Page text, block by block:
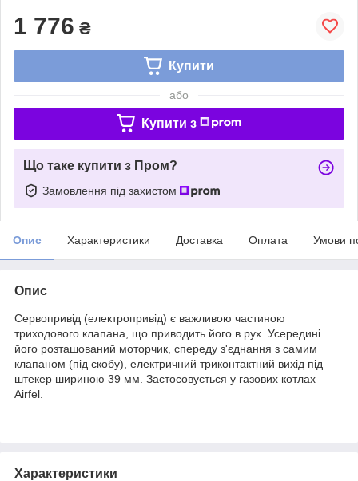
1 776 ₴
Купити
або
Купити з
Що таке купити з Пром?
Замовлення під захистом
Опис Характеристики Доставка Оплата Умови
Опис
Сервопривід (електропривід) є важливою частиною
триходового клапана, що приводить його в рух. Усередині
його розташований моторчик, спереду з'єднання з самим
клапаном (під скобу), електричний триконтактний вихід під
штекер шириною 39 мм. Застосовується у газових котлах
Airfel.
Характеристики